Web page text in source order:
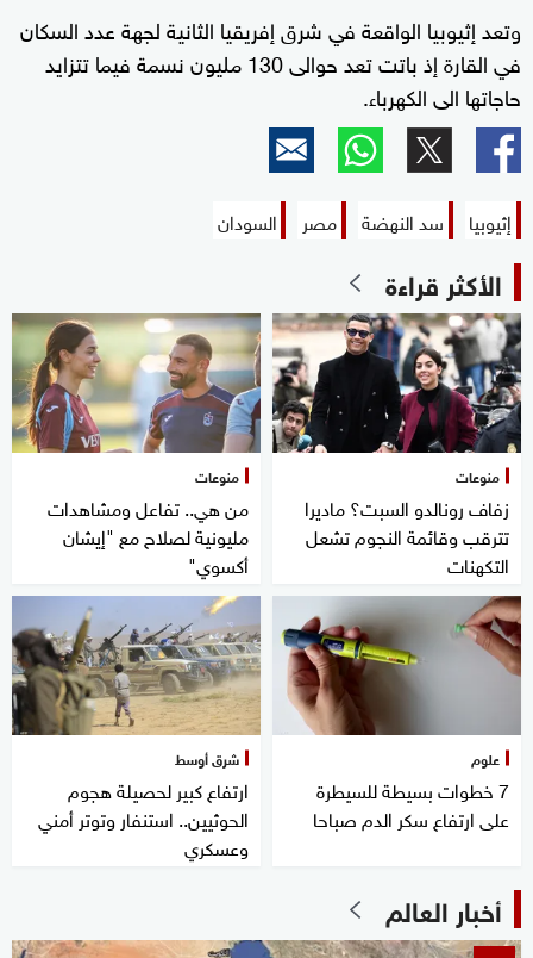
وتعد إثيوبيا الواقعة في شرق إفريقيا الثانية لجهة عدد السكان
في القارة إذ باتت تعد حوالى 130 مليون نسمة فيما تتزايد
حاجاتها الى الكهرباء.
إثيوبيا سد النهضة مصر السودان
الأكثر قراءة
منوعات
زفاف رونالدو السبت؟ ماديرا
تترقب وقائمة النجوم تشعل
التكهنات
منوعات
من هي.. تفاعل ومشاهدات
مليونية لصلاح مع "إيشان
أكسوي"
علوم
7 خطوات بسيطة للسيطرة
على ارتفاع سكر الدم صباحا
شرق أوسط
ارتفاع كبير لحصيلة هجوم
الحوثيين.. استنفار وتوتر أمني
وعسكري
أخبار العالم